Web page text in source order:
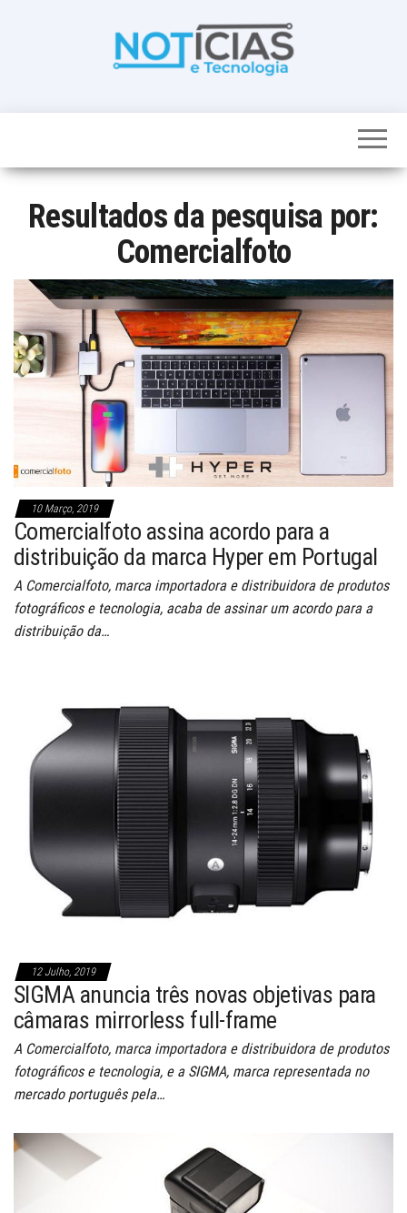
noticias de
num só lugar
Resultados da pesquisa por:
Comercialfoto
10 Março, 2019
Comercialfoto assina acordo para a
distribuição da marca Hyper em Portugal
A Comercialfoto, marca importadora e distribuidora de produtos
fotográficos e tecnologia, acaba de assinar um acordo para a
distribuição da…
12 Julho, 2019
SIGMA anuncia três novas objetivas para
câmaras mirrorless full-frame
A Comercialfoto, marca importadora e distribuidora de produtos
fotográficos e tecnologia, e a SIGMA, marca representada no
mercado português pela…